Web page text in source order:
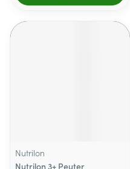
Nutrilon
Nutrilon 3+ Peuter